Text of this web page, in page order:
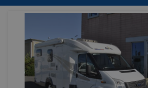
DURANTE IL MESE DI AGOSTO
SCONTO 10%NOLEGGIO
NOLEGGI DI